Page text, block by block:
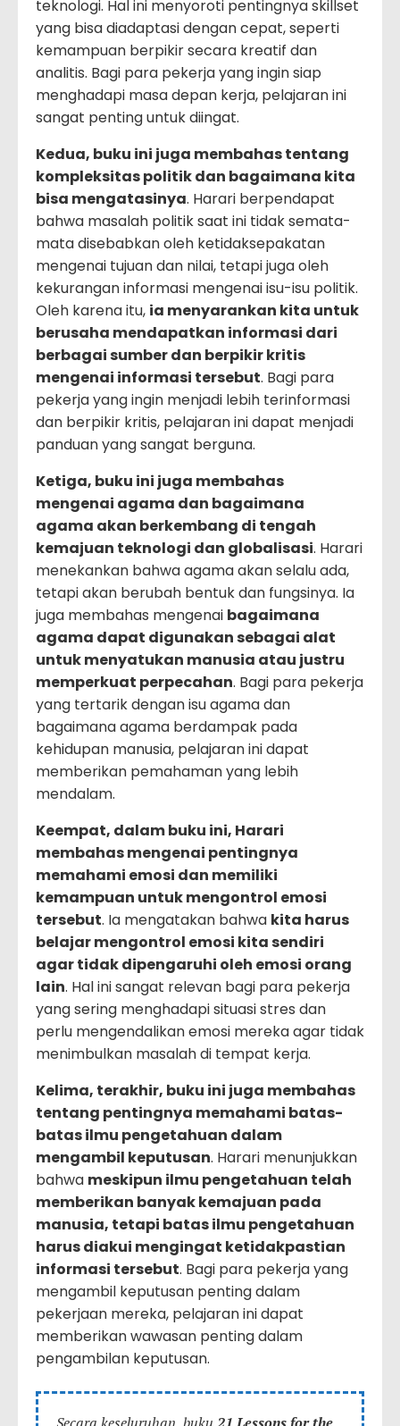
teknologi. Hal ini menyoroti pentingnya skillset
yang bisa diadaptasi dengan cepat, seperti
kemampuan berpikir secara kreatif dan
analitis. Bagi para pekerja yang ingin siap
menghadapi masa depan kerja, pelajaran ini
sangat penting untuk diingat.
Kedua, buku ini juga membahas tentang
kompleksitas politik dan bagaimana kita
bisa mengatasinya. Harari berpendapat
bahwa masalah politik saat ini tidak semata-
mata disebabkan oleh ketidaksepakatan
mengenai tujuan dan nilai, tetapi juga oleh
kekurangan informasi mengenai isu-isu politik.
Oleh karena itu, ia menyarankan kita untuk
berusaha mendapatkan informasi dari
berbagai sumber dan berpikir kritis
mengenai informasi tersebut. Bagi para
pekerja yang ingin menjadi lebih terinformasi
dan berpikir kritis, pelajaran ini dapat menjadi
panduan yang sangat berguna.
Ketiga, buku ini juga membahas
mengenai agama dan bagaimana
agama akan berkembang di tengah
kemajuan teknologi dan globalisasi. Harari
menekankan bahwa agama akan selalu ada,
tetapi akan berubah bentuk dan fungsinya. Ia
juga membahas mengenai bagaimana
agama dapat digunakan sebagai alat
untuk menyatukan manusia atau justru
memperkuat perpecahan. Bagi para pekerja
yang tertarik dengan isu agama dan
bagaimana agama berdampak pada
kehidupan manusia, pelajaran ini dapat
memberikan pemahaman yang lebih
mendalam.
Keempat, dalam buku ini, Harari
membahas mengenai pentingnya
memahami emosi dan memiliki
kemampuan untuk mengontrol emosi
tersebut. Ia mengatakan bahwa kita harus
belajar mengontrol emosi kita sendiri
agar tidak dipengaruhi oleh emosi orang
lain. Hal ini sangat relevan bagi para pekerja
yang sering menghadapi situasi stres dan
perlu mengendalikan emosi mereka agar tidak
menimbulkan masalah di tempat kerja.
Kelima, terakhir, buku ini juga membahas
tentang pentingnya memahami batas-
batas ilmu pengetahuan dalam
mengambil keputusan. Harari menunjukkan
bahwa meskipun ilmu pengetahuan telah
memberikan banyak kemajuan pada
manusia, tetapi batas ilmu pengetahuan
harus diakui mengingat ketidakpastian
informasi tersebut. Bagi para pekerja yang
mengambil keputusan penting dalam
pekerjaan mereka, pelajaran ini dapat
memberikan wawasan penting dalam
pengambilan keputusan.